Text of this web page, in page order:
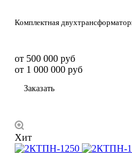
Комплектная
от 500 000 руб
от 1 000 000 руб
Заказать
Хит